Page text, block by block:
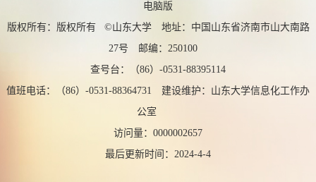
电脑版
版权所有：版权所有 ©山东大学 地址：中国山东省济南市山大南路
27号 邮编：250100
查号台：（86）-0531-88395114
值班电话：（86）-0531-88364731 建设维护：山东大学信息化工作办
公室
访问量： 0000002657
最后更新时间： 2024-4-4